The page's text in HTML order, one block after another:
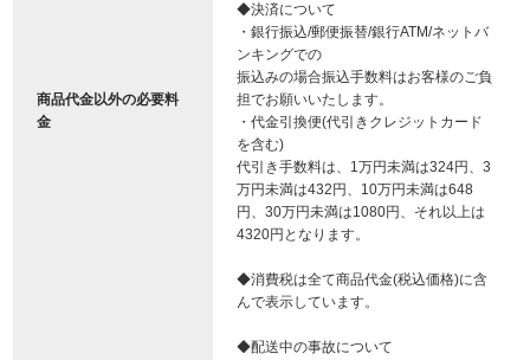
商品代金以外の必要料
金
◆決済について
・銀行振込/郵便振替/銀行ATM/ネットバ
ンキングでの
振込みの場合振込手数料はお客様のご負
担でお願いいたします。
・代金引換便(代引きクレジットカード
を含む)
代引き手数料は、1万円未満は324円、3
万円未満は432円、10万円未満は648
円、30万円未満は1080円、それ以上は
4320円となります。
◆消費税は全て商品代金(税込価格)に含
んで表示しています。
◆配送中の事故について